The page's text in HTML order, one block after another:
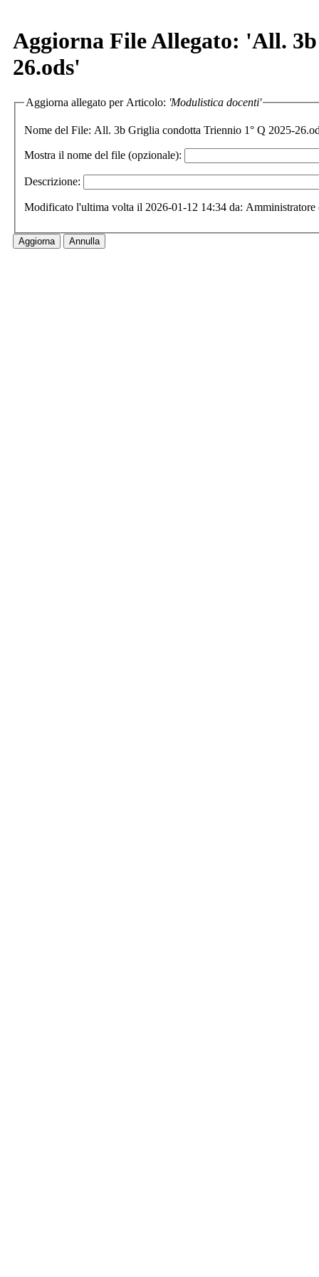
Aggiorna File Allegato: 'All.
26.ods'
Aggiorna allegato per Articolo: 'Modulistica docenti'
Nome del File: All. 3b Griglia condotta Triennio 1° Q 2025-
Mostra il nome del file (opzionale):
Descrizione:
Modificato l'ultima volta il 2026-01-12 14:34 da: Amministratore